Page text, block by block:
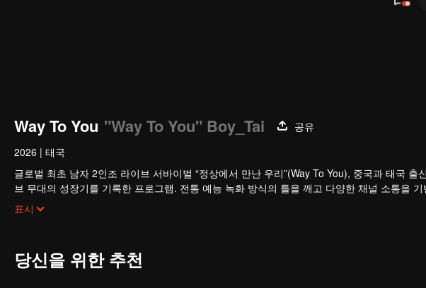
Way To You "Way To You" Boy_Tai
공유
2026 | 태국
글로벌 최초 남자 2인조 라이브 서바이벌 “정상에서 만난 우리”(Way To You), 중국과 태국
브 무대의 성장기를 기록한 프로그램. 전통 예능 녹화 방식의 틀을 깨고 다양한 채널 소통을
직접 참여할 수 있으며 첫 만남의 설레임부터 환상의 케미까지 전 과정을 지켜볼 수 있다. 최
로 데뷔하게 된다.
표시
당신을 위한 추천